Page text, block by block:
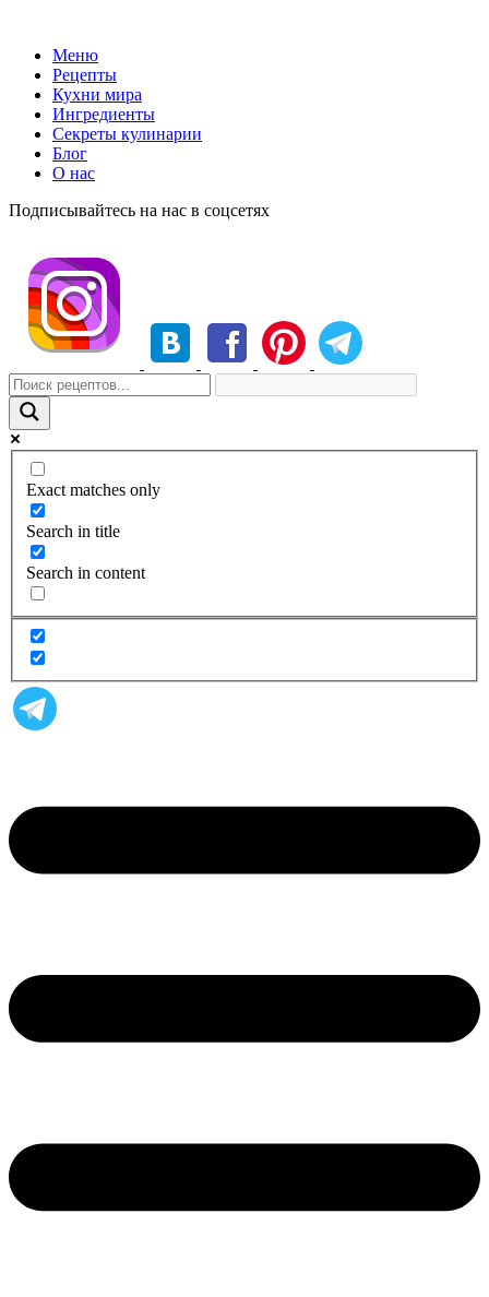
Меню
Рецепты
Кухни мира
Ингредиенты
Секреты кулинарии
Блог
О нас
Подписывайтесь на нас в соцсетях
Exact matches only
Search in title
Search in content